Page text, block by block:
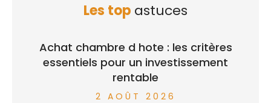
Les top astuces
Achat chambre d hote : les critères
essentiels pour un investissement
rentable
2 AOÛT 2026